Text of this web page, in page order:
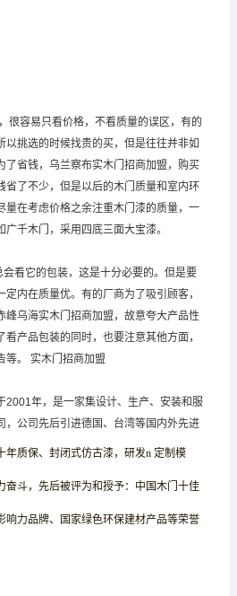
很容易只看价格，不看质量的误区，有的
以挑选的时候找贵的买，但是往往并非如
了省钱，乌兰察布实木门招商加盟，购买
省了不少，但是以后的木门质量和室内环
量在考虑价格之余注重木门漆的质量，一
千木门，采用四底三面大宝漆。
看它的包装，这是十分必要的。但是要
内在质量优。有的厂商为了吸引顾客，
峰乌海实木门招商加盟，故意夸大产品性
产品包装的同时，也要注意其他方面，
等。 实木门招商加盟
2001年，是一家集设计、生产、安装和服
，公司先后引进德国、台湾等国内外先进
年质保、封闭式仿古漆，研发n 定制模
奋斗，先后被评为和授予：中国木门十佳
响力品牌、国家绿色环保建材产品等荣誉